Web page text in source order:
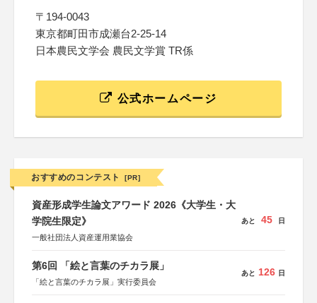
〒194-0043
東京都町田市成瀬台2-25-14
日本農民文学会 農民文学賞 TR係
公式ホームページ
おすすめのコンテスト [PR]
資産形成学生論文アワード 2026《大学生・大
学院生限定》
一般社団法人資産運用業協会
あと 45 日
第6回 「絵と言葉のチカラ展」
「絵と言葉のチカラ展」実行委員会
あと 126 日